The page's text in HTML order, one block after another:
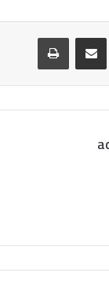
مشاركة عبر البريد طباعة